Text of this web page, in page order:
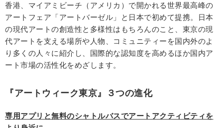
香港、マイアミビーチ（アメリカ）で開かれる世界最高峰の
アートフェア「アートバーゼル」と日本で初めて提携。日本
の現代アートの創造性と多様性はもちろんのこと、東京の現
代アートを支える場所や人物、コミュニティーを国内外のよ
り多くの人々に紹介し、国際的な認知度を高めるほか国内ア
ート市場の活性化をめざします。
『アートウィーク東京』３つの進化
専用アプリと無料のシャトルバスでアートアクティビティを